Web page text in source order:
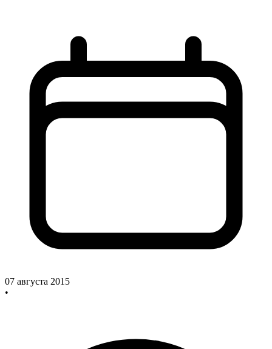
07 августа 2015
•